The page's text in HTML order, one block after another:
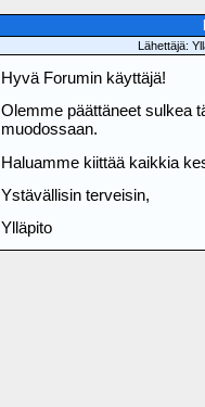
Lähettäjä:
Hyvä Forumin käyttäjä!
Olemme päättäneet sulkea
muodossaan.
Haluamme kiittää kaikkia
Ystävällisin terveisin,
Ylläpito